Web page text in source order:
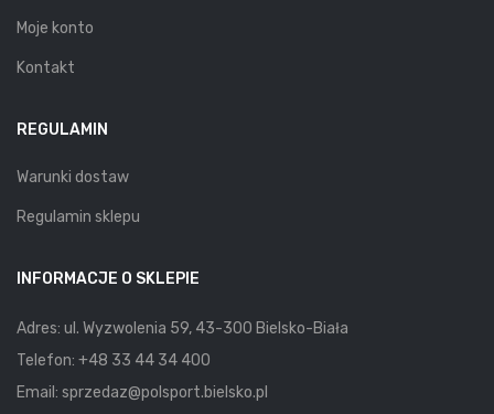
Moje konto
Kontakt
REGULAMIN
Warunki dostaw
Regulamin sklepu
INFORMACJE O SKLEPIE
Adres: ul. Wyzwolenia 59, 43-300 Bielsko-Biała
Telefon: +48 33 44 34 400
Email: sprzedaz@polsport.bielsko.pl